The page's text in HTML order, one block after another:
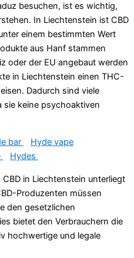
besuchen, ist es wichtig,
In Liechtenstein ist CBD
einem bestimmten Wert
aus Hanf stammen
oder der EU angebaut werden
in Liechtenstein einen THC-
Dadurch sind viele
sie keine psychoaktiven
bar
Hyde vape
Hydes
in Liechtenstein unterliegt
Produzenten müssen
den gesetzlichen
bietet den Verbrauchern die
hochwertige und legale